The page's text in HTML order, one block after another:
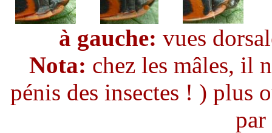
à gauche: vues
Nota: chez les mâles, il
pénis des insectes ! ) plus
par